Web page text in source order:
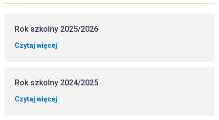
Rok szkolny 2025/2026
Czytaj więcej
Rok szkolny 2024/2025
Czytaj więcej